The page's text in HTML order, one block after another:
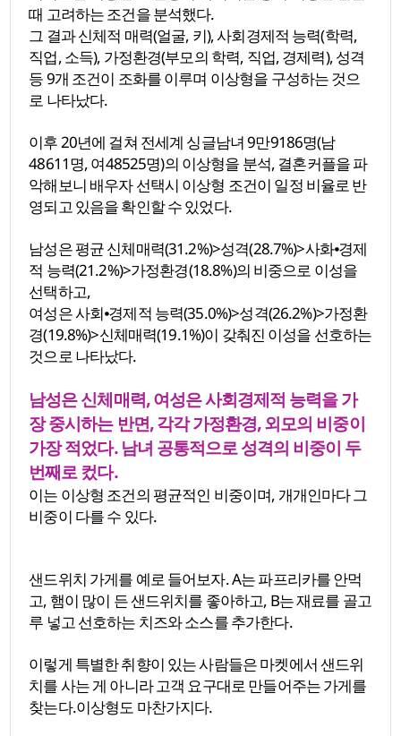
때 고려하는 조건을 분석했다.
그 결과 신체적 매력(얼굴, 키), 사회경제적 능력(학력,
직업, 소득), 가정환경(부모의 학력, 직업, 경제력), 성격
등 9개 조건이 조화를 이루며 이상형을 구성하는 것으
로 나타났다.
이후 20년에 걸쳐 전세계 싱글남녀 9만9186명(남
48611명, 여48525명)의 이상형을 분석, 결혼커플을 파
악해보니 배우자 선택시 이상형 조건이 일정 비율로 반
영되고 있음을 확인할 수 있었다.
남성은 평균 신체매력(31.2%)>성격(28.7%)>사화⦁경제
적 능력(21.2%)>가정환경(18.8%)의 비중으로 이성을
선택하고,
여성은 사회⦁경제적 능력(35.0%)>성격(26.2%)>가정환
경(19.8%)>신체매력(19.1%)이 갖춰진 이성을 선호하는
것으로 나타났다.
남성은 신체매력, 여성은 사회경제적 능력을 가
장 중시하는 반면, 각각 가정환경, 외모의 비중이
가장 적었다. 남녀 공통적으로 성격의 비중이 두
번째로 컸다.
이는 이상형 조건의 평균적인 비중이며, 개개인마다 그
비중이 다를 수 있다.
샌드위치 가게를 예로 들어보자. A는 파프리카를 안먹
고, 햄이 많이 든 샌드위치를 좋아하고, B는 재료를 골고
루 넣고 선호하는 치즈와 소스를 추가한다.
이렇게 특별한 취향이 있는 사람들은 마켓에서 샌드위
치를 사는 게 아니라 고객 요구대로 만들어주는 가게를
찾는다.이상형도 마찬가지다.